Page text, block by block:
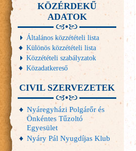
KÖZÉRDEKŰ
ADATOK
Általános közzétételi lista
Különös közzétételi lista
Közzétételi szabályzatok
Közadatkereső
CIVIL SZERVEZETEK
Nyáregyházi Polgárőr és
Önkéntes Tűzoltó
Egyesület
Nyáry Pál Nyugdíjas Klub